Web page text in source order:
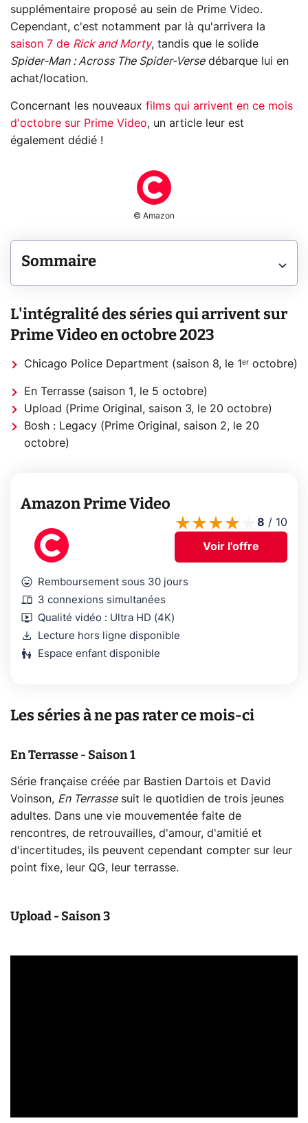
supplémentaire proposé au sein de Prime Video.
Cependant, c'est notamment par là qu'arrivera la
saison 7 de Rick and Morty, tandis que le solide
Spider-Man : Across The Spider-Versedébarque lui en
achat/location.
Concernant les nouveaux films qui arrivent en ce mois
d'octobre sur Prime Video, un article leur est
également dédié !
© Amazon
Sommaire
L'intégralité des séries qui arrivent sur
Prime Video en octobre 2023
Chicago Police Department (saison 8, le 1ᵉʳ octobre)
En Terrasse (saison 1, le 5 octobre)
Upload (Prime Original, saison 3, le 20 octobre)
Bosh : Legacy (Prime Original, saison 2, le 20
octobre)
Amazon Prime Video
mood Remboursement sous 30 jours
devices 3 connexions simultanées
live_tv Qualité vidéo : Ultra HD (4K)
download Lecture hors ligne disponible
escalator_warning Espace enfant disponible
8 / 10
Voir l'offre
Les séries à ne pas rater ce mois-ci
En Terrasse - Saison 1
Série française créée par Bastien Dartois et David
Voinson, En Terrassesuit le quotidien de trois jeunes
adultes. Dans une vie mouvementée faite de
rencontres, de retrouvailles, d'amour, d'amitié et
d'incertitudes, ils peuvent cependant compter sur leur
point fixe, leur QG, leur terrasse.
Upload - Saison 3